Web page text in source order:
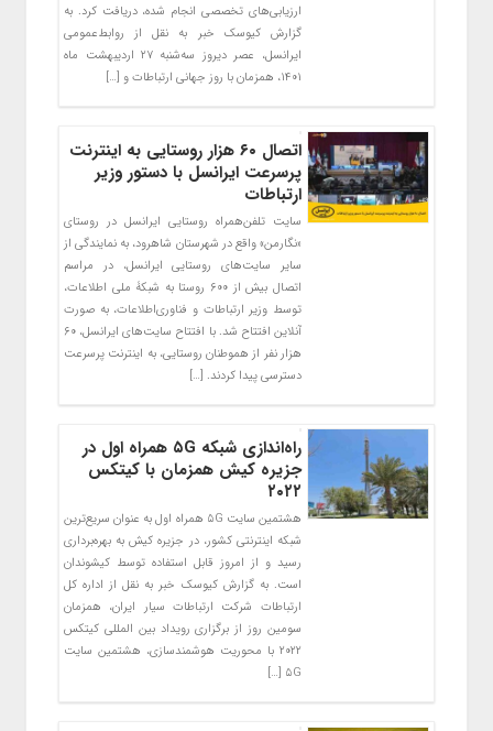
ارزیابی‌های تخصصی انجام شده، دریافت کرد. به
گزارش کیوسک خبر به نقل از روابط‌عمومی
ایرانسل، عصر دیروز سه‌شنبه ۲۷ اردیبهشت ماه
۱۴۰۱، همزمان با روز جهانی ارتباطات و […]
اتصال ۶۰ هزار روستایی به اینترنت
پرسرعت ایرانسل با دستور وزیر
ارتباطات
سایت تلفن‌همراه روستایی ایرانسل در روستای
«نگارمن» واقع در شهرستان شاهرود، به نمایندگی از
سایر سایت‌های روستایی ایرانسل، در مراسم
اتصال بیش از ۶۰۰ روستا به شبکۀ ملی اطلاعات،
توسط وزیر ارتباطات و فناوری‌اطلاعات، به صورت
آنلاین افتتاح شد. با افتتاح سایت‌های ایرانسل، ۶۰
هزار نفر از هموطنان روستایی، به اینترنت پرسرعت
دسترسی پیدا کردند. […]
راه‌اندازی شبکه ۵G همراه اول در
جزیره کیش همزمان با کیتکس
۲۰۲۲
هشتمین سایت ۵G همراه اول به عنوان سریع‌ترین
شبکه اینترنتی کشور، در جزیره کیش به بهره‌برداری
رسید و از امروز قابل استفاده توسط کیشوندان
است. به گزارش کیوسک خبر به نقل از اداره کل
ارتباطات شرکت ارتباطات سیار ایران، همزمان
سومین روز از برگزاری رویداد بین المللی کیتکس
۲۰۲۲ با محوریت هوشمندسازی، هشتمین سایت
۵G […]